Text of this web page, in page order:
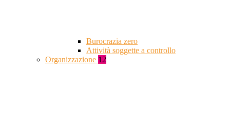
Burocrazia zero
Attività soggette a controllo
Organizzazione 12